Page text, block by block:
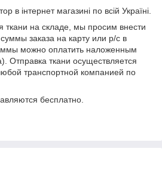
в інтернет магазині по всій Україні.
ткани на складе, мы просим внести
заказа на карту или р/с в
можно оплатить наложенным
Отправка ткани осуществляется
транспортной компанией по
бесплатно.